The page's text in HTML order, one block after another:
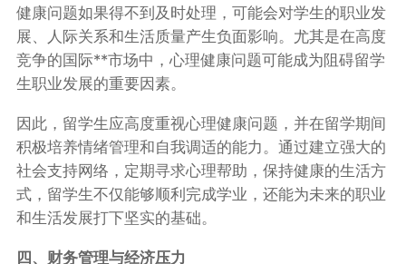
健康问题如果得不到及时处理，可能会对学生的职业发
展、人际关系和生活质量产生负面影响。尤其是在高度
竞争的国际**市场中，心理健康问题可能成为阻碍留学
生职业发展的重要因素。
因此，留学生应高度重视心理健康问题，并在留学期间
积极培养情绪管理和自我调适的能力。通过建立强大的
社会支持网络，定期寻求心理帮助，保持健康的生活方
式，留学生不仅能够顺利完成学业，还能为未来的职业
和生活发展打下坚实的基础。
四、财务管理与经济压力